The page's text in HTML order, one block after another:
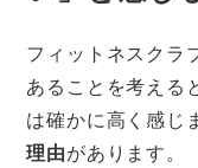
フィットネスクラ
あることを考える
は確かに高く感じ
理由があります。